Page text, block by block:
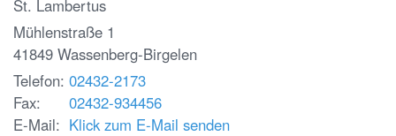
St. Lambertus
Mühlenstraße 1
41849 Wassenberg-Birgelen
Telefon: 02432-2173
Fax:
02432-934456
E-Mail: Klick zum E-Mail senden